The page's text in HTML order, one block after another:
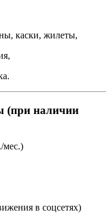
каски, жилеты,
(при наличии
мес.)
в соцсетях)